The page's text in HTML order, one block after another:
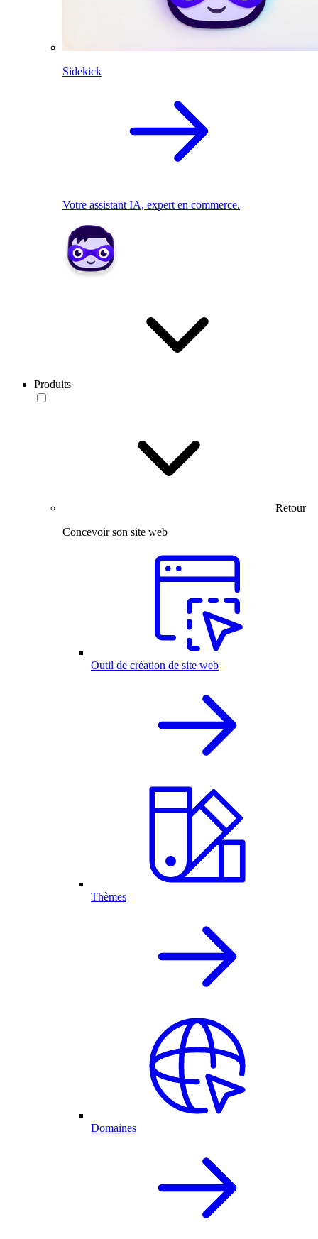
Sidekick
Votre assistant IA, expert en commerce.
Produits
Retour
Concevoir son site web
Outil de création de site web
Thèmes
Domaines